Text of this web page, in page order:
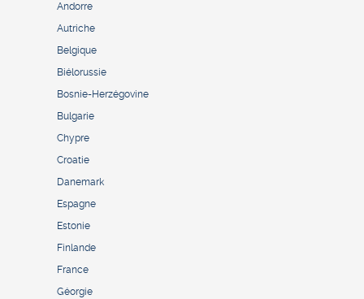
Andorre
Autriche
Belgique
Biélorussie
Bosnie-Herzégovine
Bulgarie
Chypre
Croatie
Danemark
Espagne
Estonie
Finlande
France
Géorgie